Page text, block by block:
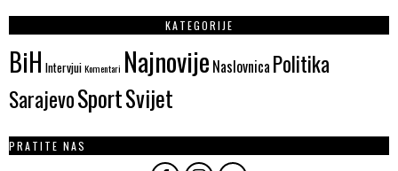
KATEGORIJE
BiH IntervjuiKomentari Najnovije Naslovnica Politika
SarajevoSportSvijet
PRATITE NAS